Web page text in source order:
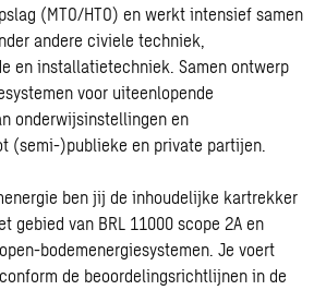
(MTO/HTO) en werkt intensief samen
andere civiele techniek,
en installatietechniek. Samen ontwerp
voor uiteenlopende
onderwijsinstellingen en
(semi-)publieke en private partijen.
ben jij de inhoudelijke kartrekker
gebied van BRL 11000 scope 2A en
bodemenergiesystemen. Je voert
de beoordelingsrichtlijnen in de